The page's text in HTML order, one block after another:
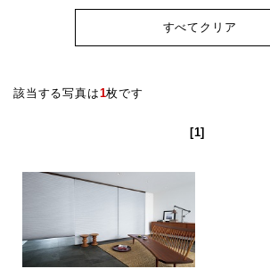
すべてクリア
該当する写真は1枚です
[1]